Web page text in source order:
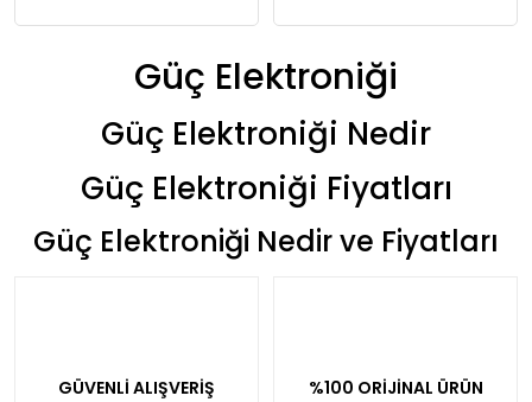
Güç Elektroniği
Güç Elektroniği Nedir
Güç Elektroniği Fiyatları
Güç Elektroniği Nedir ve Fiyatları
GÜVENLİ ALIŞVERİŞ %100 ORİJİNAL ÜRÜN